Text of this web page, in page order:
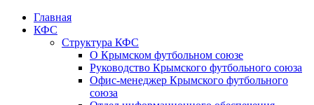
Главная
КФС
Структура КФС
О Крымском футбольном союзе
Руководство Крымского футбольного союза
Офис-менеджер Крымского футбольного
союза